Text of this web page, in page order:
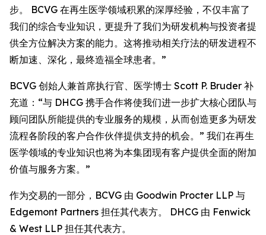
步。 BCVG 在再生医学领域积累的深厚经验，不仅丰富了
我们的综合专业知识，更提升了我们为研发机构与投资者提
供全方位解决方案的能力。这将推动相关疗法的研发进程不
断加速、深化，最终造福全球患者。”
BCVG 创始人兼首席执行官、医学博士 Scott P. Bruder 补
充道：“与 DHCG 携手合作将使我们进一步扩大核心团队与
顾问团队所能提供的专业服务的规模，从而创造更多为研发
流程各阶段的客户合作伙伴提供支持的机会。” 我们在再生
医学领域的专业知识也将为本集团现有客户提供全面的附加
价值与服务方案。”
作为交易的一部分，BCVG 由 Goodwin Procter LLP 与
Edgemont Partners 担任其代表方。 DHCG 由 Fenwick
& West LLP 担任其代表方。